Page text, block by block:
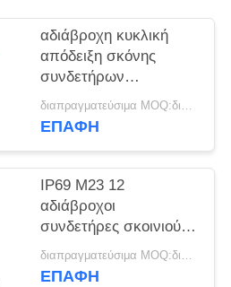
αδιάβροχη κυκλική
απόδειξη σκόνης
συνδετήρων
αισθητήρων IP68 20A
M12
διαπραγματεύσιμα MOQ:διαπραγματεύσιμος
ΕΠΑΦΉ
IP69 M23 12
αδιάβροχοι
συνδετήρες σκοινιού
επέκτασης
συνδετήρων
διαπραγματεύσιμα MOQ:διαπραγματεύσιμος
ΕΠΑΦΉ